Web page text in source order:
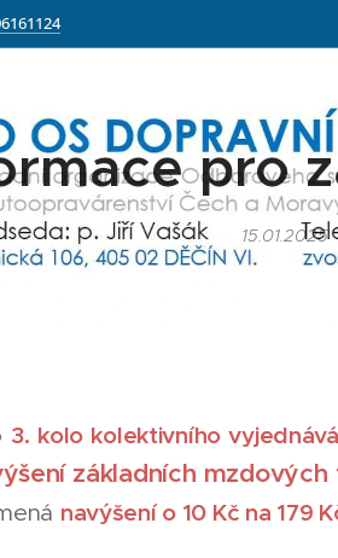
pro
15.01.2025
3. kolo kolektivního
základních mzdových
navýšení o 10 Kč na 179